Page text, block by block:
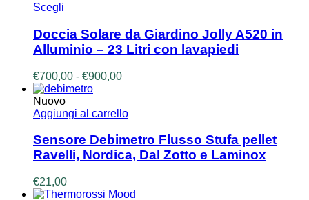
Scegli
ha
più
varianti.
opzioni
possono
essere
scelte
pagina
del
Doccia Solare da Giardino Jolly A520 in
Alluminio – 23 Litri con lavapiedi
€700,00 - €900,00Fascia
da
a
€900,00
Nuovo
Aggiungi al carrello
Sensore Debimetro Flusso Stufa pellet
Ravelli, Nordica, Dal Zotto e Laminox
€21,00